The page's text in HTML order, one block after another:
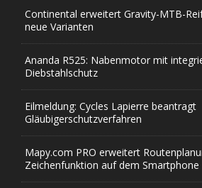
Continental erweitert Gravity-MTB-
neue Varianten
Ananda R525: Nabenmotor mit
Diebstahlschutz
Eilmeldung: Cycles Lapierre beantragt
Gläubigerschutzverfahren
Mapy.com PRO erweitert
Zeichenfunktion auf dem Smartphone